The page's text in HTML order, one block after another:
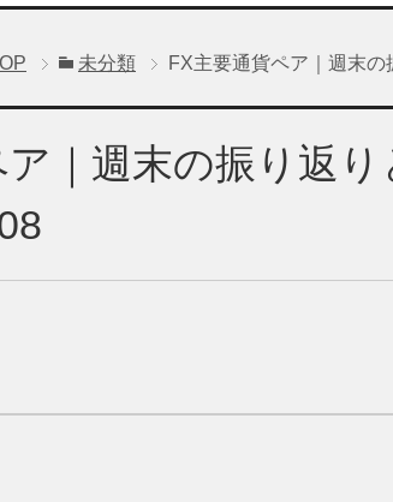
未分類 FX主要通貨ペア｜週末
｜週末の振り返り